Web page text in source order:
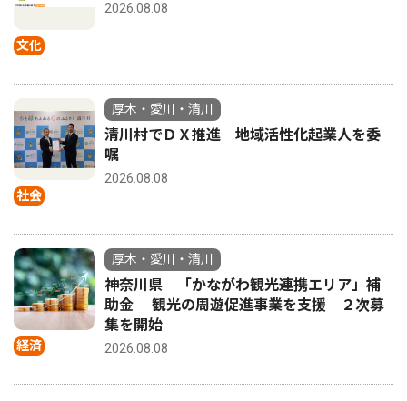
文化
2026.08.08
社会
厚木・愛川・清川
清川村でＤＸ推進 地域活性化起業人を委
嘱
2026.08.08
経済
厚木・愛川・清川
神奈川県 「かながわ観光連携エリア」補
助金 観光の周遊促進事業を支援 ２次募
集を開始
2026.08.08